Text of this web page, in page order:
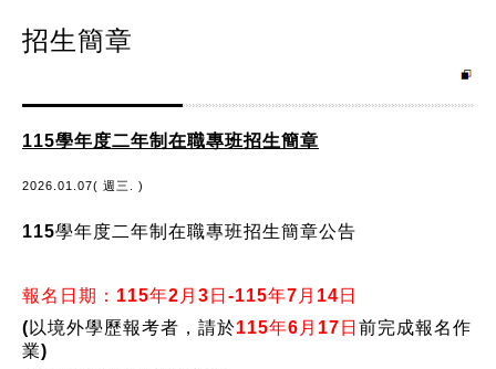
招生簡章
115學年度二年制在職專班招生簡章
2026.01.07( 週三. )
115學年度二年制在職專班招生簡章公告
報名日期：115年2月3日-115年7月14日
(以境外學歷報考者，請於115年6月17日 前完成報名作
業)